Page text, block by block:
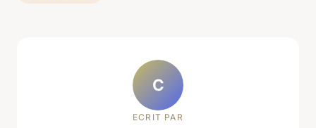
C
ECRIT PAR